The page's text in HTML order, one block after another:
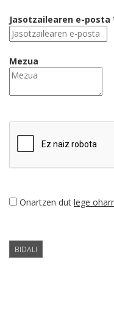
Jasotzailearen e-posta
Mezua
Onartzen dut lege
BIDALI